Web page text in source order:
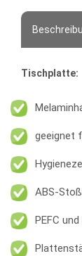
Tischplatte:
geeignet
ABS-
PEFC